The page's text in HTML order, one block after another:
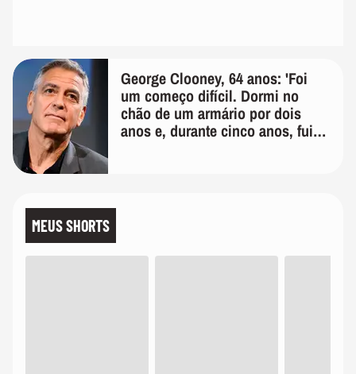
George Clooney, 64 anos: 'Foi
um começo difícil. Dormi no
chão de um armário por dois
anos e, durante cinco anos, fui
MEUS SHORTS